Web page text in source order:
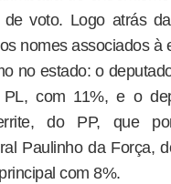
de voto. Logo atrás
nomes associados à
no estado: o
com 11%, e o
do PP, que
Paulinho da Força,
com 8%.